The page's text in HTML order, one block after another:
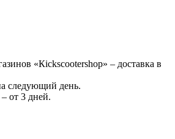
«Кickscootershop» – доставка в
следующий день.
от 3 дней.